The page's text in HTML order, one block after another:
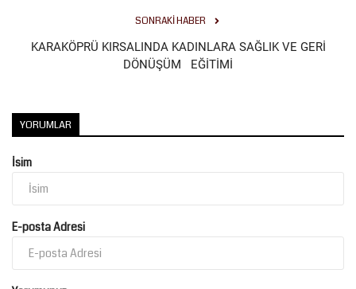
SONRAKI HABER
KARAKÖPRÜ KIRSALINDA KADINLARA SAĞLIK VE GERİ
DÖNÜŞÜM EĞİTİMİ
YORUMLAR
İsim
E-posta Adresi